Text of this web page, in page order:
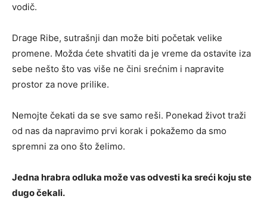
vodič.
Drage Ribe, sutrašnji dan može biti početak velike
promene. Možda ćete shvatiti da je vreme da ostavite iza
sebe nešto što vas više ne čini srećnim i napravite
prostor za nove prilike.
Nemojte čekati da se sve samo reši. Ponekad život traži
od nas da napravimo prvi korak i pokažemo da smo
spremni za ono što želimo.
Jedna hrabra odluka može vas odvesti ka sreći koju ste
dugo čekali.